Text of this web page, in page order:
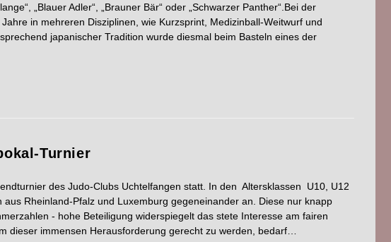
„Blauer Adler“, „Brauner Bär“ oder „Schwarzer Panther“.Bei der
in mehreren Disziplinen, wie Kurzsprint, Medizinball-Weitwurf und
japanischer Tradition wurde diesmal beim Basteln eines der
Turnier
des Judo-Clubs Uchtelfangen statt. In den Altersklassen U10, U12
Rheinland-Pfalz und Luxemburg gegeneinander an. Diese nur knapp
- hohe Beteiligung widerspiegelt das stete Interesse am fairen
dieser immensen Herausforderung gerecht zu werden, bedarf…